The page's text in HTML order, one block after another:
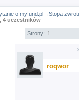
o myfund.pl→Stopa
4 uczestników
Strony: 1
roqwor